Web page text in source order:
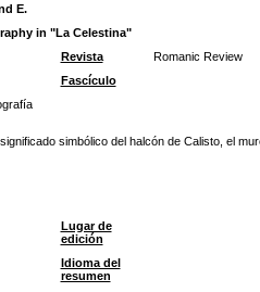
E.
in "La Celestina"
Revista
Romanic Review
Fascículo
simbólico del halcón de Calisto, el
Lugar de
edición
Idioma del
resumen